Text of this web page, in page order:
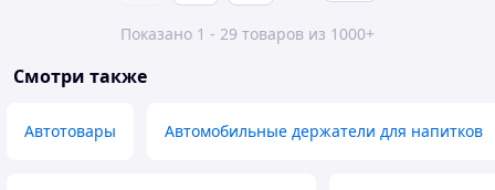
Показано 1 - 29 товаров из 1000+
Смотри также
Автотовары Автомобильные держатели для напитков